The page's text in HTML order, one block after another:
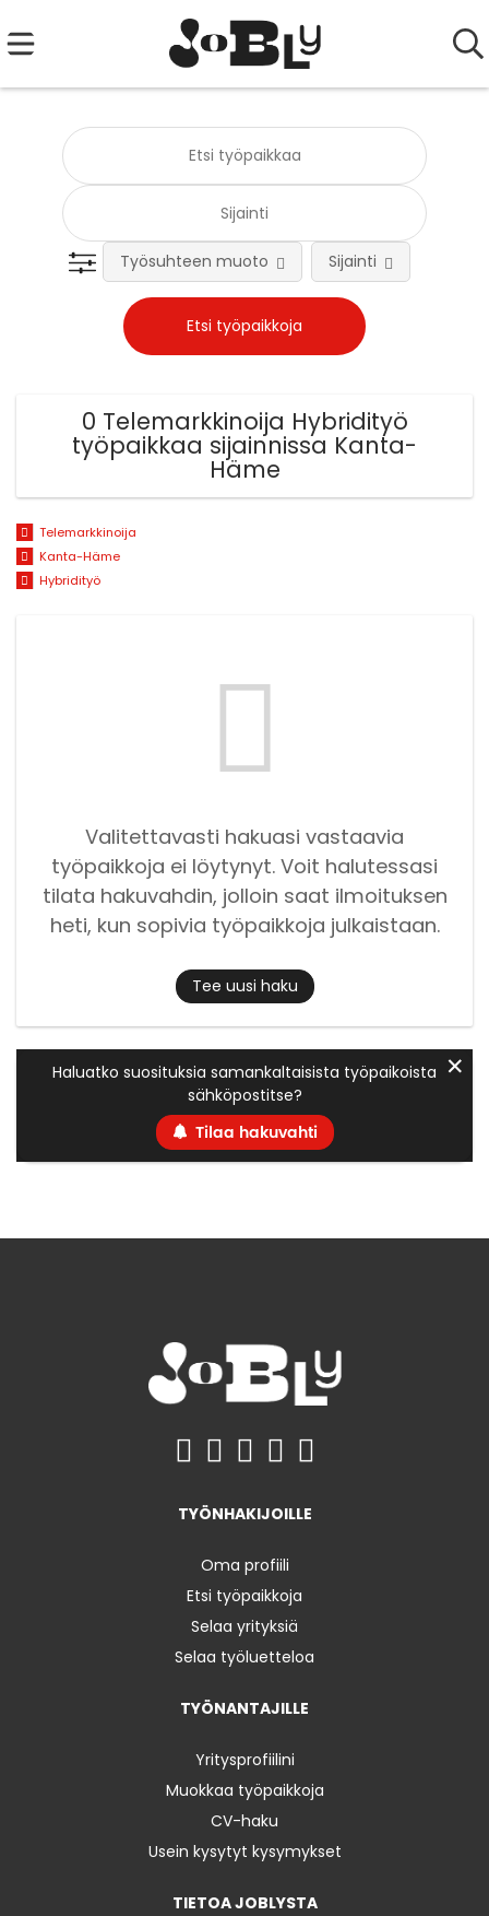
Työsuhteen muoto Sijainti
0 Telemarkkinoija Hybridityö
työpaikkaa sijainnissa Kanta-
Häme
Telemarkkinoija
Kanta-Häme
Hybridityö
Valitettavasti hakuasi vastaavia
työpaikkoja ei löytynyt. Voit halutessasi
tilata hakuvahdin, jolloin saat ilmoituksen
heti, kun sopivia työpaikkoja julkaistaan.
Tee uusi haku
Haluatko suosituksia samankaltaisista työpaikoista
sähköpostitse?
Tilaa hakuvahti
✕
TYÖNHAKIJOILLE
Oma profiili
Etsi työpaikkoja
Selaa yrityksiä
Selaa työluetteloa
TYÖNANTAJILLE
Yritysprofiilini
Muokkaa työpaikkoja
CV-haku
Usein kysytyt kysymykset
TIETOA JOBLYSTA